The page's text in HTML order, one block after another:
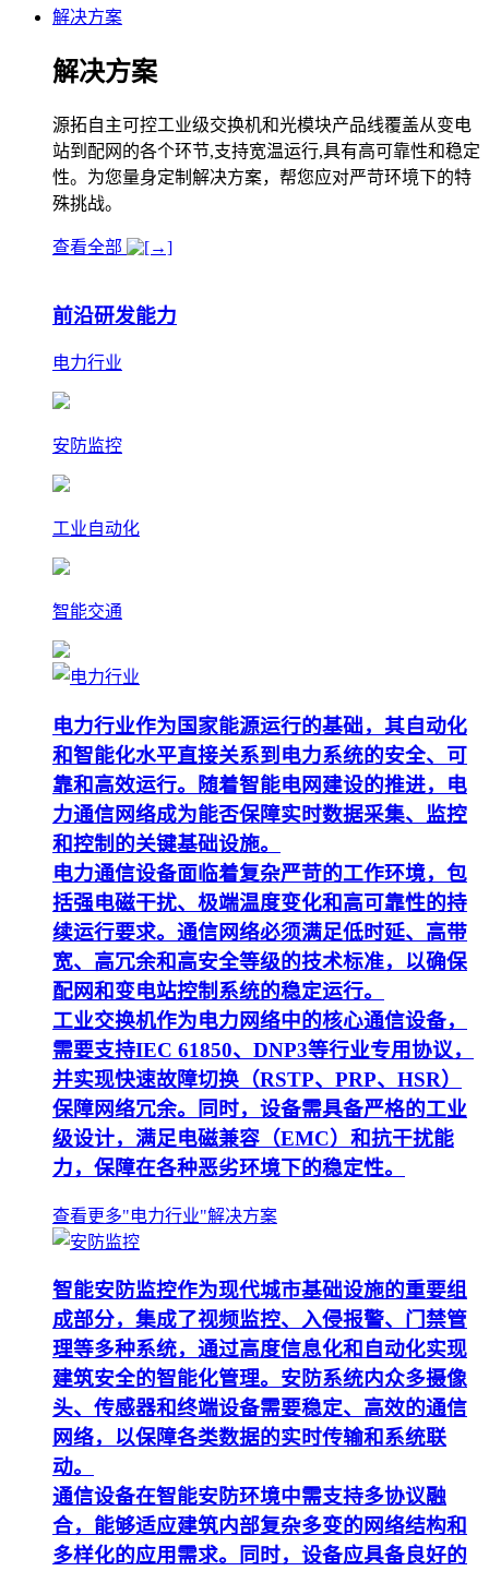
解决方案
解决方案
源拓自主可控工业级交换机和光模块产品线覆盖从变电
站到配网的各个环节,支持宽温运行,具有高可靠性和稳定
性。为您量身定制解决方案，帮您应对严苛环境下的特
殊挑战。
查看全部
前沿研发能力
电力行业
安防监控
工业自动化
智能交通
电力行业作为国家能源运行的基础，其自动化
和智能化水平直接关系到电力系统的安全、可
靠和高效运行。随着智能电网建设的推进，电
力通信网络成为能否保障实时数据采集、监控
和控制的关键基础设施。
电力通信设备面临着复杂严苛的工作环境，包
括强电磁干扰、极端温度变化和高可靠性的持
续运行要求。通信网络必须满足低时延、高带
宽、高冗余和高安全等级的技术标准，以确保
配网和变电站控制系统的稳定运行。
工业交换机作为电力网络中的核心通信设备，
需要支持IEC 61850、DNP3等行业专用协议，
并实现快速故障切换（RSTP、PRP、HSR）
保障网络冗余。同时，设备需具备严格的工业
级设计，满足电磁兼容（EMC）和抗干扰能
力，保障在各种恶劣环境下的稳定性。
查看更多"电力行业"解决方案
智能安防监控作为现代城市基础设施的重要组
成部分，集成了视频监控、入侵报警、门禁管
理等多种系统，通过高度信息化和自动化实现
建筑安全的智能化管理。安防系统内众多摄像
头、传感器和终端设备需要稳定、高效的通信
网络，以保障各类数据的实时传输和系统联
动。
通信设备在智能安防环境中需支持多协议融
合，能够适应建筑内部复杂多变的网络结构和
多样化的应用需求。同时，设备应具备良好的